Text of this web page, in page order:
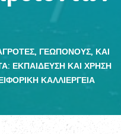
ΓΕΩΠΌΝΟΥΣ, ΚΑΙ
ΕΚΠΑΊΔΕΥΣΗ ΚΑΙ ΧΡΉΣΗ
ΚΑΛΛΙΈΡΓΕΙΑ